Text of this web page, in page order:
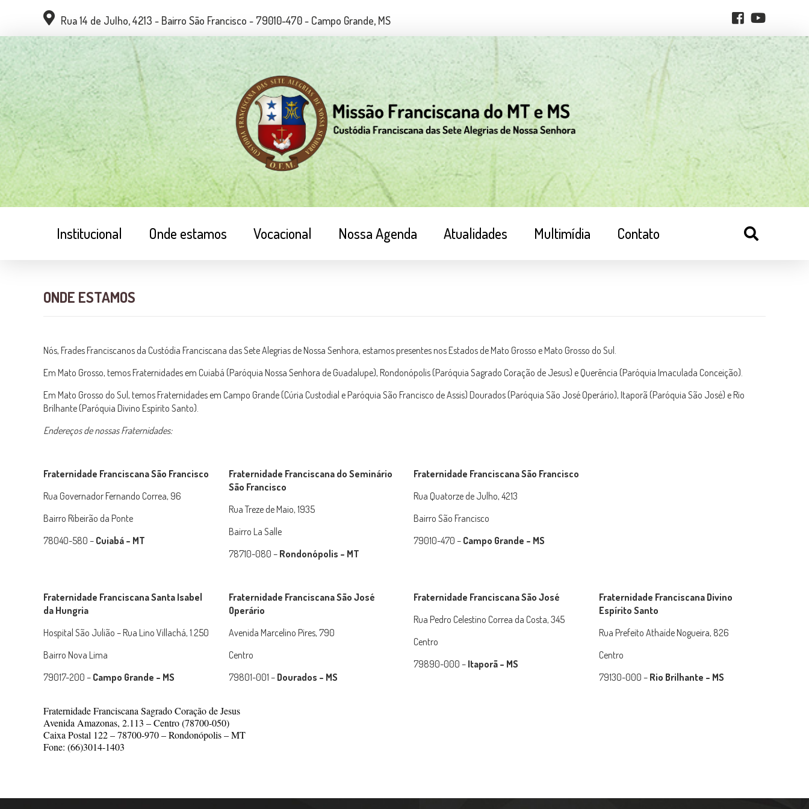
Rua 14 de Julho, 4213 - Bairro São Francisco - 79010-470 - Campo Grande, MS
Institucional Onde estamos Vocacional Nossa Agenda Atualidades Multimídia Contato
ONDE ESTAMOS
Nós, Frades Franciscanos da Custódia Franciscana das Sete Alegrias de Nossa Senhora, estamos presentes nos Estados de Mato Grosso e Mato Grosso do Sul.
Em Mato Grosso, temos Fraternidades em Cuiabá (Paróquia Nossa Senhora de Guadalupe), Rondonópolis (Paróquia Sagrado Coração de Jesus) e Querência (Paróquia Imaculada Conceição).
Em Mato Grosso do Sul, temos Fraternidades em Campo Grande (Cúria Custodial e Paróquia São Francisco de Assis) Dourados (Paróquia São José Operário), Itaporã (Paróquia São José) e Rio
Brilhante (Paróquia Divino Espírito Santo).
Endereços de nossas Fraternidades:
Fraternidade Franciscana São Francisco
Rua Governador Fernando Correa, 96
Bairro Ribeirão da Ponte
78040-580 – Cuiabá – MT
Fraternidade Franciscana do Seminário
São Francisco
Rua Treze de Maio, 1935
Bairro La Salle
78710-080 – Rondonópolis – MT
Fraternidade Franciscana São Francisco
Rua Quatorze de Julho, 4213
Bairro São Francisco
79010-470 – Campo Grande – MS
Fraternidade Franciscana Santa Isabel
da Hungria
Hospital São Julião – Rua Lino Villachá, 1.250
Bairro Nova Lima
79017-200 – Campo Grande – MS
Fraternidade Franciscana São José
Operário
Avenida Marcelino Pires, 790
Centro
79801-001 – Dourados – MS
Fraternidade Franciscana São José
Rua Pedro Celestino Correa da Costa, 345
Centro
79890-000 – Itaporã – MS
Fraternidade Franciscana Divino
Espírito Santo
Rua Prefeito Athaíde Nogueira, 826
Centro
79130-000 – Rio Brilhante – MS
Fraternidade Franciscana Sagrado Coração de Jesus
Avenida Amazonas, 2.113 – Centro (78700-050)
Caixa Postal 122 –78700-970 – Rondonópolis – MT
Fone: (66)3014-1403